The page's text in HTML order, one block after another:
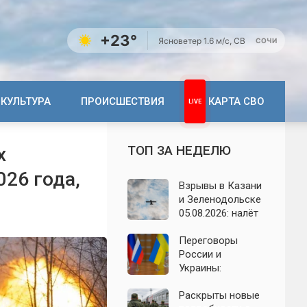
+23° Ясноветер 1.6 м/с, СВ СОЧИ
КУЛЬТУРА ПРОИСШЕСТВИЯ КАРТА СВО
года,
ТОП ЗА НЕДЕЛЮ
Взрывы в Казани
и Зеленодольске
05.08.2026: налёт
Татарстан,
последствия
ночной атаки
Переговоры
России и
Украины:
заявления о
Раскрыты новые